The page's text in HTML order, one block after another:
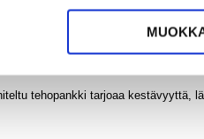
tehopankki tarjoaa kestävyyttä,